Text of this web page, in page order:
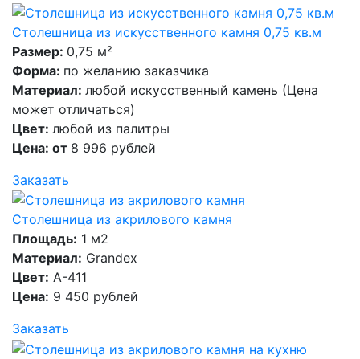
Столешница из искусственного камня 0,75 кв.м
Размер: 0,75 м²
Форма: по желанию заказчика
Материал: любой искусственный камень (Цена
может отличаться)
Цвет: любой из палитры
Цена: от 8 996 рублей
Заказать
Столешница из акрилового камня
Площадь: 1 м2
Материал: Grandex
Цвет: A-411
Цена: 9 450 рублей
Заказать